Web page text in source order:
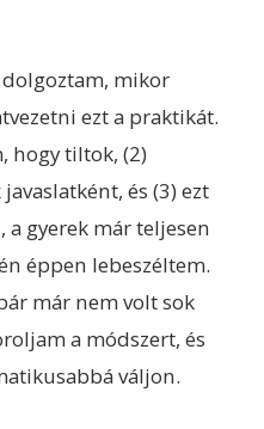
mikor
ezt a praktikát.
hogy tiltok, (2)
és (3) ezt
gyerek már teljesen
éppen lebeszéltem.
már nem volt sok
a módszert, és
váljon.